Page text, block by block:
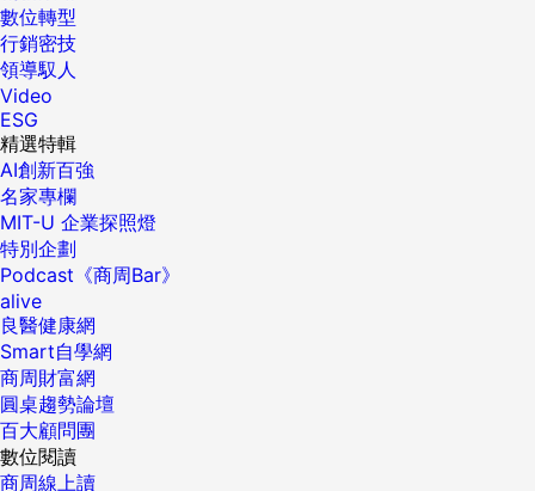
數位轉型
行銷密技
領導馭人
Video
ESG
精選特輯
AI創新百強
名家專欄
MIT-U 企業探照燈
特別企劃
Podcast《商周Bar》
alive
良醫健康網
Smart自學網
商周財富網
圓桌趨勢論壇
百大顧問團
數位閱讀
商周線上讀